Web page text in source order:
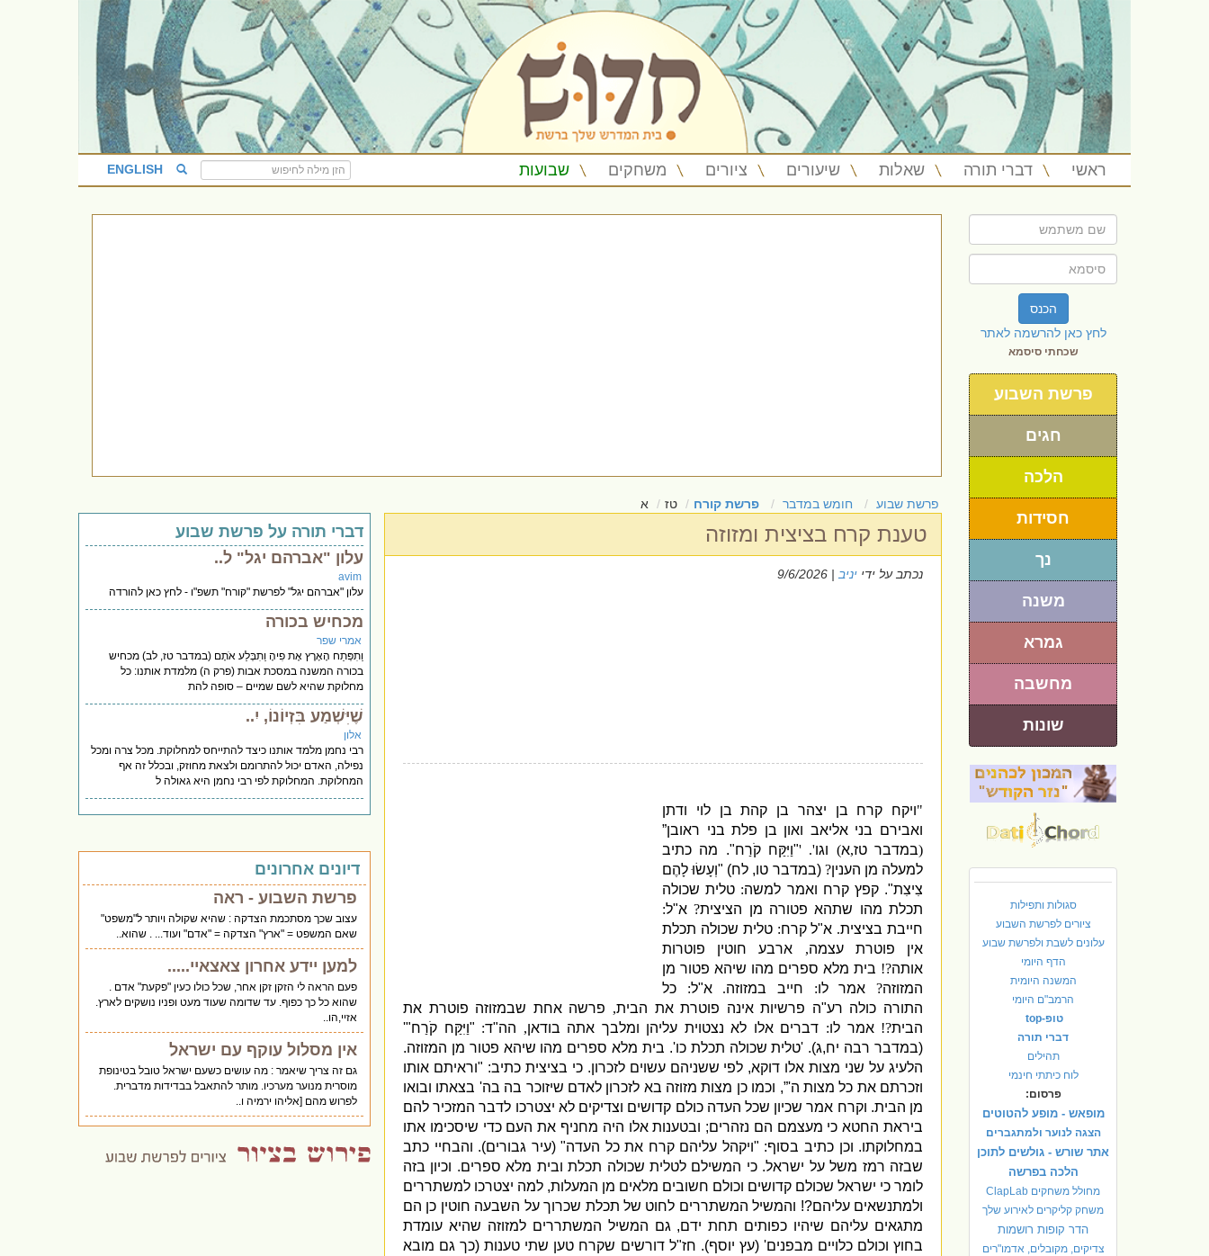
ראשי דברי תורה שאלות שיעורים ציורים משחקים שבועות ENGLISH
הכנס
לחץ כאן להרשמה לאתר
שכחתי סיסמא
פרשת השבוע
חגים
הלכה
חסידות
נך
משנה
גמרא
מחשבה
שונות
סגולות ותפילות
ציורים לפרשת השבוע
עלונים לשבת ולפרשת שבוע
הדף היומי
המשנה היומית
הרמב"ם היומי
טופ-top
דברי תורה
תהילים
לוח כיתתי חינמי
פרסום:
מופאש - מופע להטוטים
הצגה לנוער ולמתגברים
אתר שורש - גולשים לתוכן
הלכה בפרשה
מחולל משחקים ClapLab
משחק קליקרים לאירוע שלך
הדר קופות רושמות
צדיקים, מקובלים, אדמו"רים
פרשת שבוע חומש במדבר פרשת קורח טז א
טענת קרח בציצית ומזוזה
נכתב על ידי יניב | 9/6/2026
"ויקח קרח בן יצהר בן קהת בן לוי ודתן
ואבירם בני אליאב ואון בן פלת בני ראובן”
(במדבר טז,א) וגו'. '
"וַיִּקַּח קֹרַח"
. מה כתיב
למעלה מן הענין?
(במדבר טו, לח)
"וְעָשׂוּ לָהֶם
צִיצִת".קפץ קרח ואמר למשה: טלית שכולה
תכלת מהו שתהא פטורה מן הציצית? א"ל:
חייבת בציצית. א"ל קרח:טלית שכולה תכלת
אין פוטרת עצמה, ארבע חוטין פוטרות
אותה?! בית מלא ספרים מהו שיהא פטור מן
המזוזה? אמר לו: חייב במזוזה.א"ל: כל
התורה כולה רע"ה פרשיות אינה פוטרת את הבית, פרשה אחת שבמזוזה פוטרת את
הבית?!אמר לו: דברים אלו לא נצטוית עליהן ומלבך אתה בודאן, הה"ד:
"וַיִּקַּח קֹרַח"'
(במדבר רבה יח,ג). 'טלית שכולה תכלת כו'. בית מלא ספרים מהו שיהא פטור מן המזוזה.
הלעיג על שני מצות אלו דוקא, לפי ששניהם עשוים לזכרון.כי בציצית כתיב: "וראיתם אותו
וזכרתם את כל מצות ה'”, וכמו כן מצות מזוזה בא לזכרון לאדם שיזוכר בה בה' בצאתו ובואו
מן הבית. וקרח אמר שכיון שכל העדה כולם קדושים וצדיקים לא יצטרכו לדבר המזכיר להם
ביראת החטא כי מעצמם הם נזהרים; ובטענות אלו היה מחניף את העם כדי שיסכימו אתו
במחלוקתו. וכן כתיב בסוף: "ויקהל עליהם קרח את כל העדה" (עיר גבורים). והבחיי כתב
שבזה רמז משל על ישראל.כי המשילם לטלית שכולה תכלת ובית מלא ספרים. וכיון בזה
לומר כי ישראל שכולם קדושים וכולם חשובים מלאים מן המעלות, למה יצטרכו למשתררים
ולמתנשאים עליהם?! והמשיל המשתררים לחוט של תכלת שכרוך על השבעה חוטין כן הם
מתגאים עליהם שיהיו כפותים תחת ידם, גם המשיל המשתררים למזוזה שהיא עומדת
בחוץ וכולם כלויים מבפנים' (עץ יוסף). חז"ל דורשים שקרח טען שתי טענות (כך גם מובא
דברי תורה על פרשת שבוע
עלון "אברהם יגל" ל..
avim
עלון "אברהם יגל" לפרשת "קורח" תשפ"ו - לחץ כאן להורדה
מכחיש בכורה
אמרי שפר
וַתִפְּתַח הָאָרֶץ אֶת פִיהָ וַתִבְּלַע אֹתָם (במדבר טז, לב) מכחיש
בכורה המשנה במסכת אבות (פרק ה) מלמדת אותנו: כל
מחלוקת שהיא לשם שמיים – סופה להת
שֶׁיִּשְׁמַע בִּזְיוֹנוֹ, יִ..
אלון
רבי נחמן מלמד אותנו כיצד להתייחס למחלוקת. מכל צרה ומכל
נפילה, האדם יכול להתרומם ולצאת מחוזק, ובכלל זה אף
המחלוקת. המחלוקת לפי רבי נחמן היא גאולה ל
דיונים אחרונים
פרשת השבוע - ראה
עצוב שכך מסתכמת הצדקה : שהיא שקולה ויותר ל"משפט"
שאם המשפט = "ארץ" הצדקה = "אדם" ועוד... . שהוא..
למען יידע אחרון צאצאיי.....
פעם הראה לי הזקן זקן אחר, שכל כולו כעין "פקעת" אדם .
שהוא כל כך כפוף. עד שדומה שעוד מעט ופניו נושקים לארץ.
אזיי,הו..
אין מסלול עוקף עם ישראל
גם זה צריך שיאמר : מה עושים כשעם ישראל טובל בטינופת
מוסרית מנוער מערכיו. מותר להתאבל בבדידות מדברית.
לפרוש מהם [אליהו ירמיה ו..